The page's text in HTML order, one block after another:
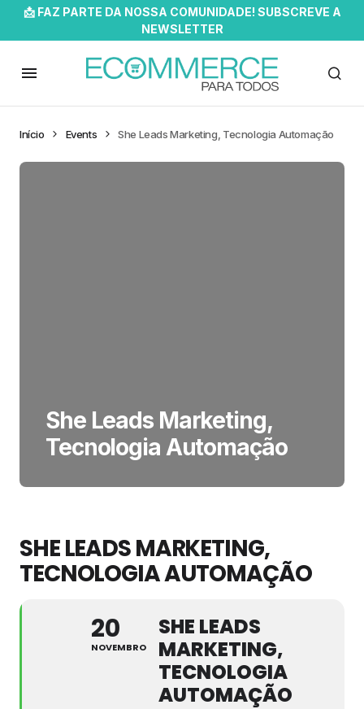
📩 FAZ PARTE DA NOSSA COMUNIDADE! SUBSCREVE A
NEWSLETTER
Início Events She Leads Marketing, Tecnologia Automação
She Leads Marketing,
Tecnologia Automação
SHE LEADS MARKETING,
TECNOLOGIA AUTOMAÇÃO
20
NOVEMBRO
SHE LEADS
MARKETING,
TECNOLOGIA
AUTOMAÇÃO